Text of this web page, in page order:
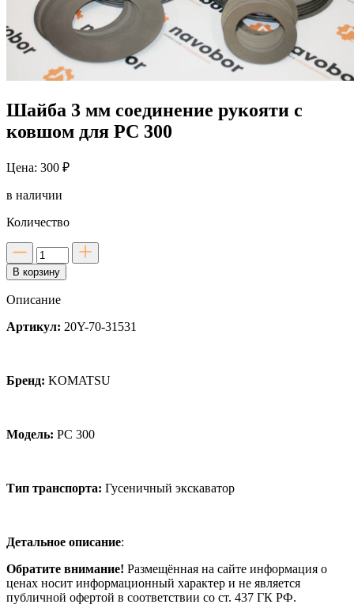
Шайба 3 мм соединение рукояти с
ковшом для PC 300
Цена: 300 ₽
в наличии
Количество
Количество
товара
Шайба
мм
соединение
рукояти
для
PC
В корзину
Описание
Артикул: 20Y-70-31531
Бренд: KOMATSU
Модель: PC 300
Тип транспорта: Гусеничный экскаватор
Детальное описание:
Обратите внимание! Размещённая на сайте информация о
ценах носит информационный характер и не является
публичной офертой в соответствии со ст. 437 ГК РФ.